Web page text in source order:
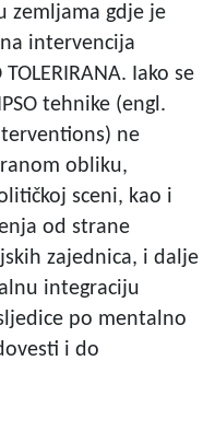
zemljama gdje je
intervencija
Iako se
tehnike (engl.
ne
obliku,
sceni, kao i
od strane
zajednica, i dalje
integraciju
po mentalno
i do